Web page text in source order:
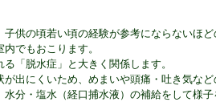
供の頃若い頃の経験が参考にならないほ
でもおこります。
「脱水症」と大きく関係します。
が出にくいため、めまいや頭痛・吐き気な
分・塩水（経口捕水液）の補給をして様